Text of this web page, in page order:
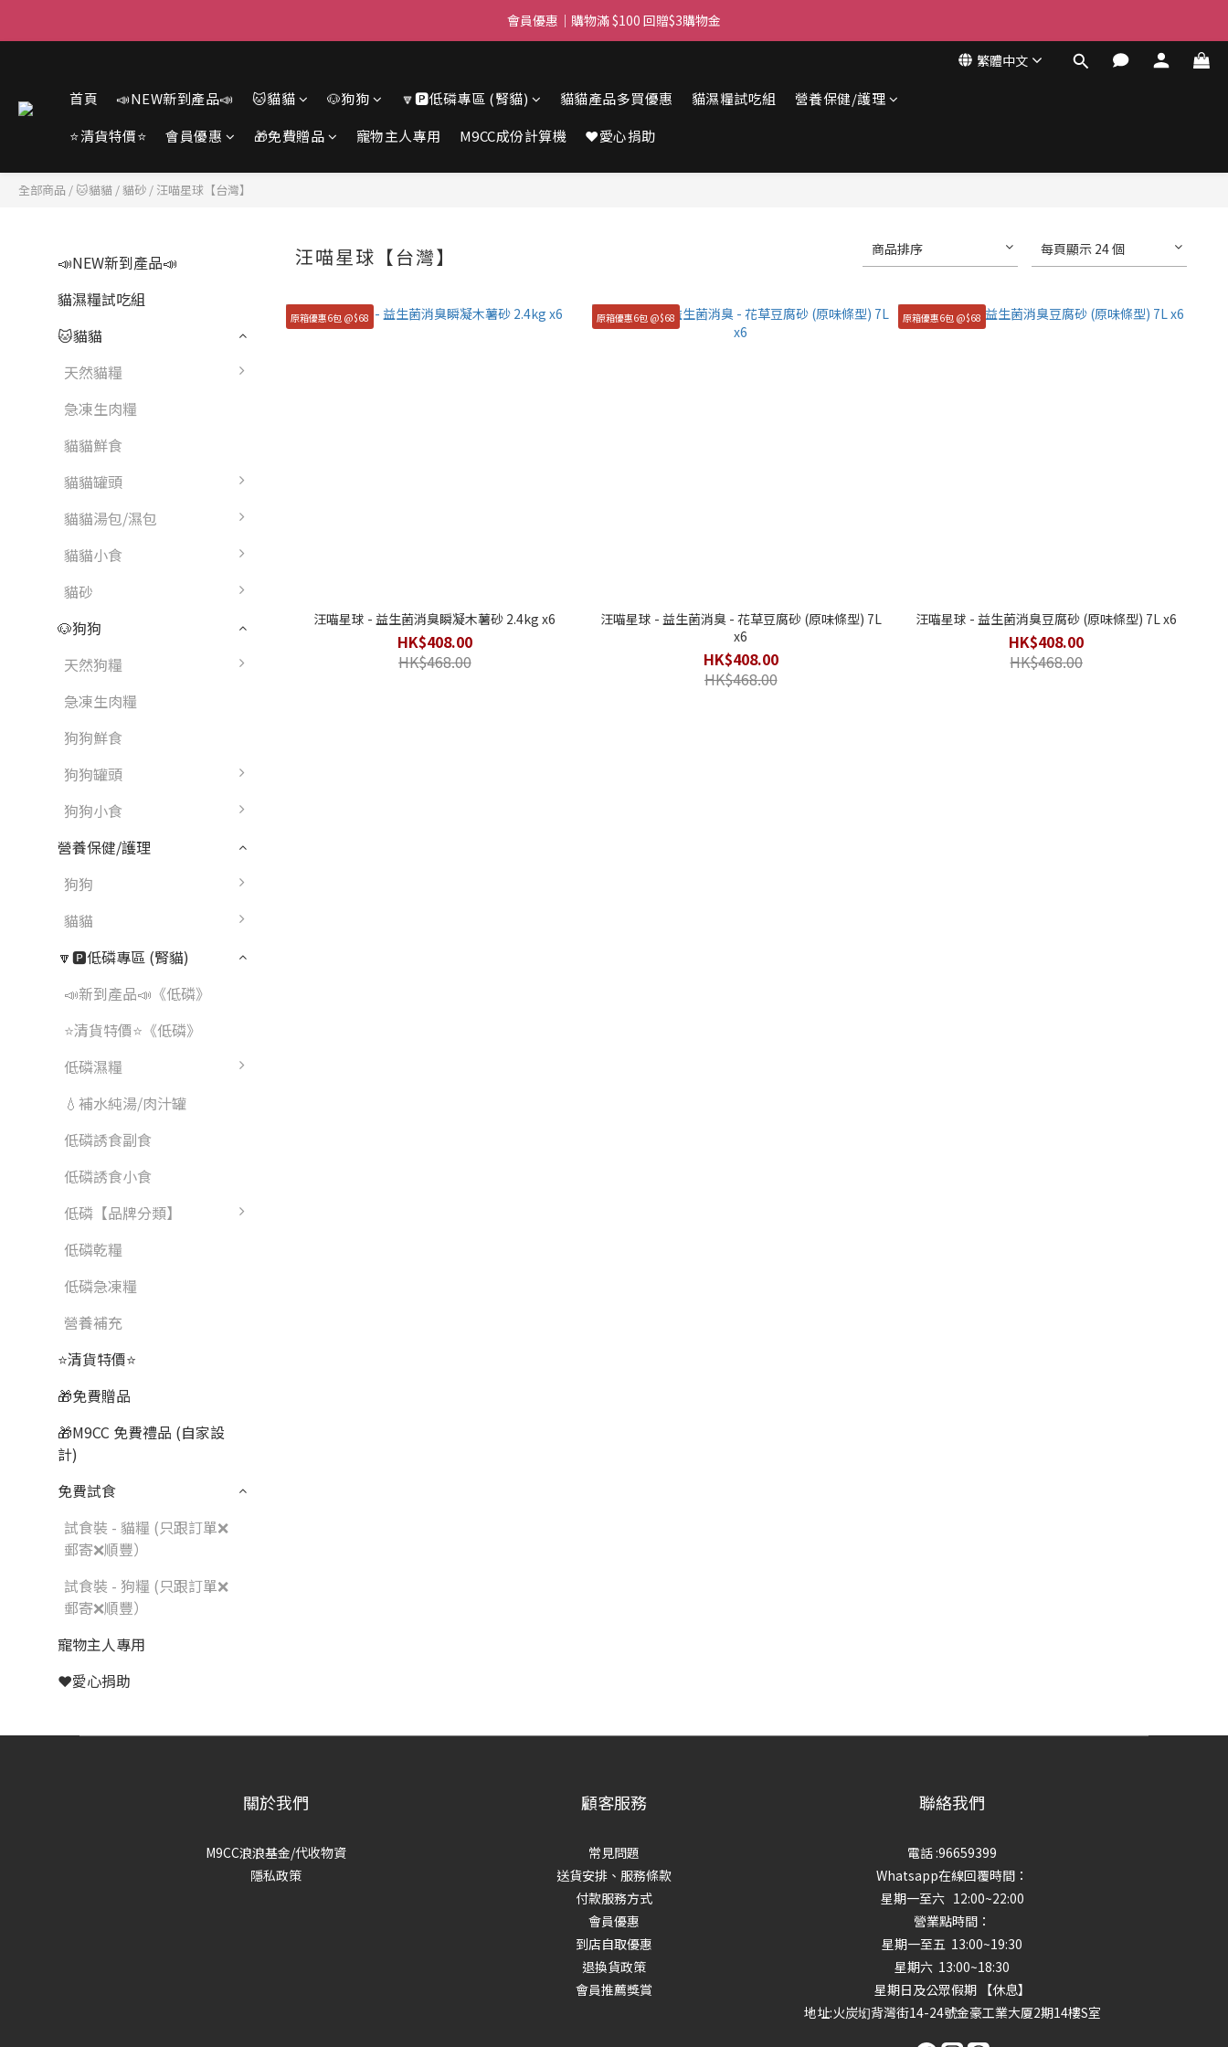
滿$450免費送貨上門 I 滿$350免運 順豐自取
會員優惠｜購物滿 $100 回贈$3購物金
繁體中文
首頁 📣NEW新到產品📣 🐱貓貓 🐶狗狗 🔽🅿️低磷專區 (腎貓) 貓貓產品多買優惠 貓濕糧試吃組
營養保健/護理
⭐清貨特價⭐
會員優惠 🎁免費贈品 寵物主人專用 M9CC成份計算機 ❤️愛心捐助
全部商品 / 🐱貓貓 /貓砂 / 汪喵星球【台灣】
📣NEW新到產品📣
貓濕糧試吃組
🐱貓貓
天然貓糧
急凍生肉糧
貓貓鮮食
貓貓罐頭
貓貓湯包/濕包
貓貓小食
貓砂
🐶狗狗
天然狗糧
急凍生肉糧
狗狗鮮食
狗狗罐頭
狗狗小食
營養保健/護理
狗狗
貓貓
🔽🅿️低磷專區 (腎貓)
📣新到產品📣《低磷》
⭐清貨特價⭐《低磷》
低磷濕糧
💧補水純湯/肉汁罐
低磷誘食副食
低磷誘食小食
低磷【品牌分類】
低磷乾糧
低磷急凍糧
營養補充
⭐清貨特價⭐
🎁免費贈品
🎁M9CC 免費禮品 (自家設
計)
免費試食
試食裝 - 貓糧 (只跟訂單❌
郵寄❌順豐）
試食裝 - 狗糧 (只跟訂單❌
郵寄❌順豐）
寵物主人專用
❤️愛心捐助
汪喵星球【台灣】 商品排序 每頁顯示 24 個
原箱優惠6包 @$68
汪喵星球 - 益生菌消臭瞬凝木薯砂 2.4kg x6
HK$408.00
HK$468.00
原箱優惠6包 @$68
汪喵星球 - 益生菌消臭 - 花草豆腐砂 (原味條型) 7L
x6
HK$408.00
HK$468.00
原箱優惠6包 @$68
汪喵星球 - 益生菌消臭豆腐砂 (原味條型) 7L x6
HK$408.00
HK$468.00
關於我們
M9CC浪浪基金/代收物資
隱私政策
顧客服務
常見問題
送貨安排、服務條款
付款服務方式
會員優惠
到店自取優惠
退換貨政策
會員推薦獎賞
聯絡我們
電話 :96659399
Whatsapp在線回覆時間：
星期一至六 12:00~22:00
營業點時間：
星期一至五 13:00~19:30
星期六 13:00~18:30
星期日及公眾假期 【休息】
地址:火炭㘭背灣街14-24號金豪工業大厦2期14樓S室